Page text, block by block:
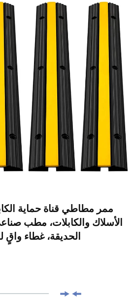
ممر مطاطي قناة حماية
الأسلاك والكابلات، مطب
الحديقة، غطاء واقٍ